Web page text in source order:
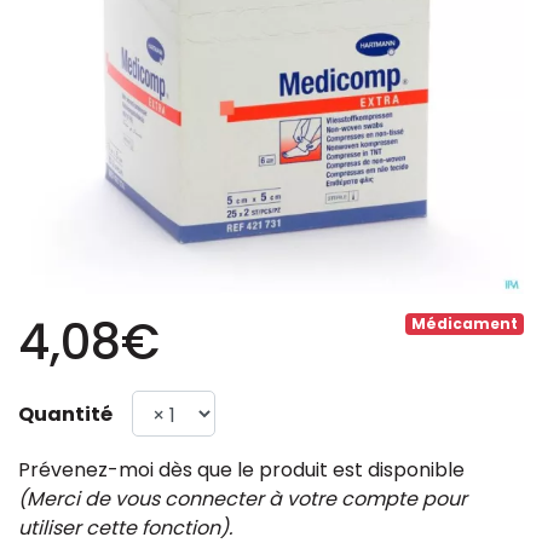
Médicament
4,08€
Quantité
Prévenez-moi dès que le produit est disponible
(Merci de vous connecter à votre compte pour
utiliser cette fonction).